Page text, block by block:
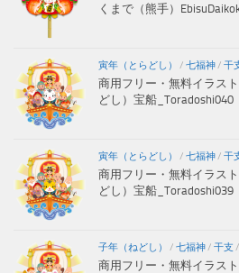
くまで（熊手）
寅年（とらどし） / 七福神 / 干
商用フリー・無料イラス
どし）宝船_Toradoshi040
寅年（とらどし） / 七福神 / 干
商用フリー・無料イラス
どし）宝船_Toradoshi039
子年（ねどし） / 七福神 / 干支 /
商用フリー・無料イラス